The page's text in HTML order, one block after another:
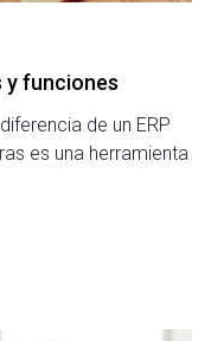
y funciones
de un ERP
es una herramienta